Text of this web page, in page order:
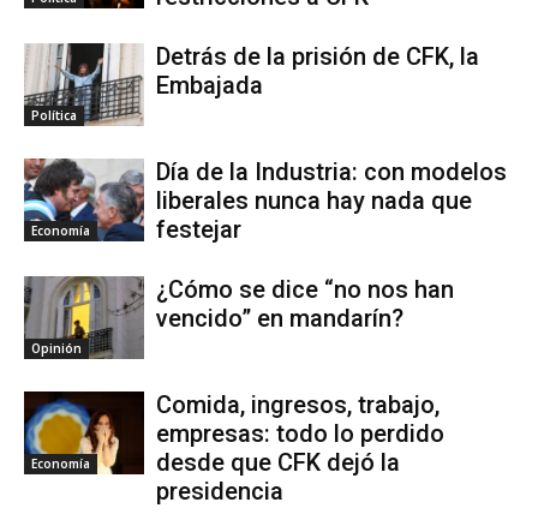
Política
Detrás de la prisión de CFK, la
Embajada
Economía
Día de la Industria: con modelos
liberales nunca hay nada que
festejar
Opinión
¿Cómo se dice “no nos han
vencido” en mandarín?
Economía
Comida, ingresos, trabajo,
empresas: todo lo perdido
desde que CFK dejó la
presidencia